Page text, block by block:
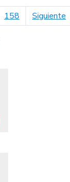
158 Siguiente